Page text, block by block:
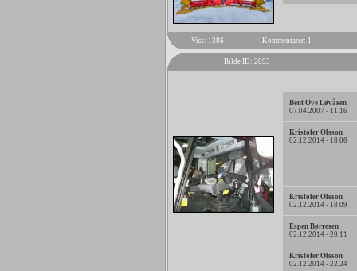
Vist: 1386 Kommentarer: 1
Bilde ID: 2093
Bent Ove Løvåsen
07.04.2007 - 11.16
Kristofer Olsson
02.12.2014 - 18.06
Kristofer Olsson
02.12.2014 - 18.09
Espen Børresen
02.12.2014 - 20.11
Kristofer Olsson
02.12.2014 - 22.24